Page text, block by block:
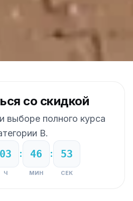
со скидкой
выборе полного курса
B.
03
Ч
: 46
МИН
: 51
СЕК